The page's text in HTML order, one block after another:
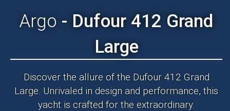
Argo - Dufour 412 Grand
Large
Discover the allure of the Dufour 412 Grand
Large. Unrivaled in design and performance, this
yacht is crafted for the extraordinary.